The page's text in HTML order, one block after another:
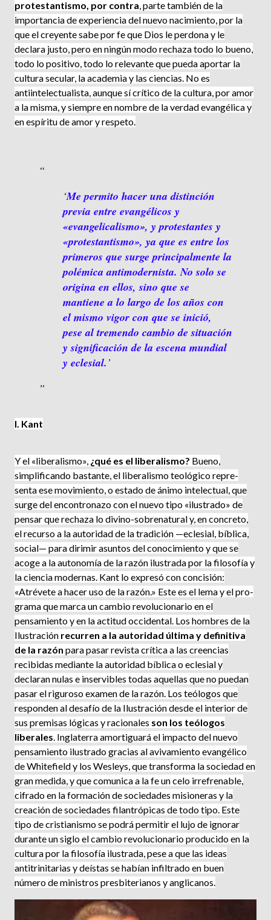
protestantismo, por contra , parte también de la
importancia de expe­riencia del nuevo naci­miento, por la
que el cre­yente sabe por fe que Dios le perdona y le
declara justo, pero en ningún modo re­chaza todo lo bueno,
todo lo positivo, todo lo relevante que pueda aportar la
cultura secular, la academia y las ciencias. No es
antiintelectualista, aun­que sí crítico de la cultura, por amor
a la misma, y siempre en nombre de la verdad evangélica y
en espíritu de amor y respeto.
Me permito hacer una distinción
previa entre evangélicos y
«evangelicalismo», y protestantes y
«protestantismo», ya que es entre los
primeros que surge principalmente la
polé­mica antimodernista. No solo se
ori­gina en ellos, sino que se
mantiene a lo largo de los años con
el mismo vigor con que se inició,
pese al tremendo cambio de situación
y signi­ficación de la escena mundial
y ecle­sial.
I. Kant
Y el «liberalismo», ¿qué es el liberalismo? Bueno,
simplificando bas­tante, el liberalismo teológico repre­
senta ese movimiento, o estado de ánimo intelectual, que
surge del en­contronazo con el nuevo tipo «ilustrado» de
pensar que rechaza lo divino-sobrenatural y, en concreto,
el recurso a la autoridad de la tradición —eclesial, bíblica,
social— para diri­mir asuntos del conocimiento y que se
acoge a la autonomía de la razón ilustrada por la filosofía y
la ciencia modernas. Kant lo expresó con con­cisión:
«Atrévete a hacer uso de la razón.» Este es el lema y el pro­
grama que marca un cambio revolu­cionario en el
pensamiento y en la actitud occidental. Los hombres de la
Ilustración recurren a la autori­dad última y definitiva
de la razón para pasar revista crítica a las creen­cias
recibidas mediante la autoridad bí­blica o eclesial y
declaran nulas e in­servibles todas aquellas que no pue­dan
pasar el riguroso examen de la razón. Los teólogos que
responden al desafío de la Ilustración desde el interior de
sus premisas lógicas y racionales son los teólogos
liberales . Inglaterra amortiguará el impacto del nuevo
pensamiento ilustrado gracias al avivamiento evangélico
de Whitefield y los Wesleys, que trans­forma la sociedad en
gran medida, y que comunica a la fe un celo irrefre­nable,
cifrado en la formación de sociedades misioneras y la
creación de sociedades filantrópicas de todo tipo. Este
tipo de cristianismo se podrá permitir el lujo de ignorar
durante un siglo el cambio revolucionario producido en la
cultura por la filosofía ilustrada, pese a que las ideas
antitrinitarias y deístas se habían infiltrado en buen
número de ministros pres­biterianos y anglicanos.